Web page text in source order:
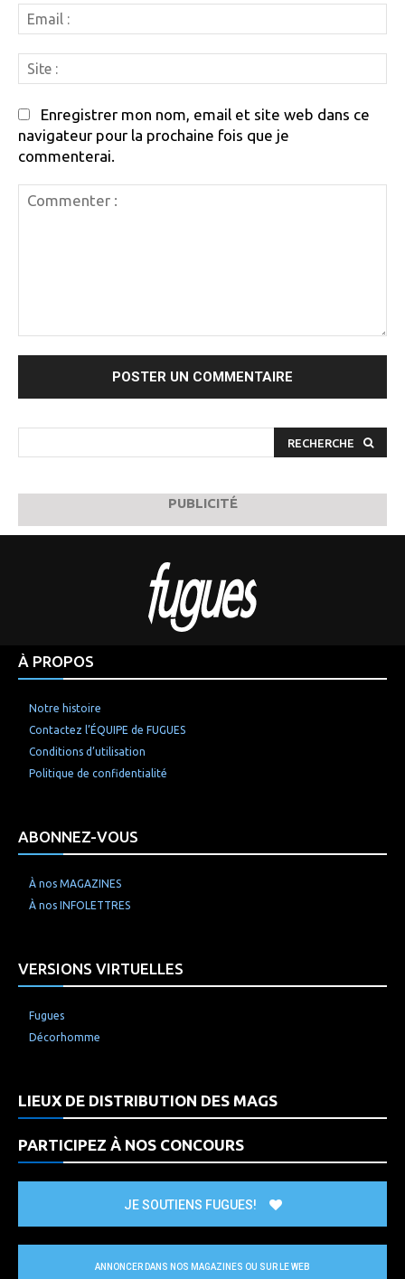
:
:
Enregistrer mon nom, email et site web dans ce
navigateur pour la prochaine fois que je
commenterai.
RECHERCHE
PUBLICITÉ
À PROPOS
Notre histoire
Contactez l’ÉQUIPE de FUGUES
Conditions d’utilisation
Politique de confidentialité
ABONNEZ-VOUS
À nos MAGAZINES
À nos INFOLETTRES
VERSIONS VIRTUELLES
Fugues
Décorhomme
LIEUX DE DISTRIBUTION DES MAGS
PARTICIPEZ À NOS CONCOURS
JE SOUTIENS FUGUES!
ANNONCER DANS NOS MAGAZINES OU SUR LE WEB